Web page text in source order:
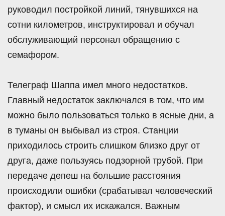
руководил постройкой линий, тянувшихся на
сотни километров, инструктировал и обучал
обслуживающий персонал обращению с
семафором.
Телеграф Шаппа имел много недостатков.
Главный недостаток заключался в том, что им
можно было пользоваться только в ясные дни, а
в туманы он выбывал из строя. Станции
приходилось строить слишком близко друг от
друга, даже пользуясь подзорной трубой. При
передаче депеш на большие расстояния
происходили ошибки (срабатывал человеческий
фактор), и смысл их искажался. Важным